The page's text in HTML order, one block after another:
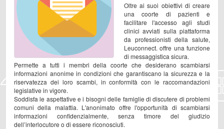
Oltre ai suoi obiettivi di creare
una coorte di pazienti e
facilitare l'accesso agli studi
clinici avviati sulla piattaforma
da professionisti della salute,
Leuconnect. offre una funzione
di messaggistica sicura.
Permette a tutti i membri della coorte che desiderano scambiarsi
informazioni anonime in condizioni che garantiscano la sicurezza e la
riservatezza dei loro scambi, in conformità con le raccomandazioni
legislative in vigore.
Soddisfa le aspettative e i bisogni delle famiglie di discutere di problemi
comuni della malattia. L'anonimato offre l'opportunità di scambiarsi
informazioni confidenzialmente, senza timore del giudizio
dell’interlocutore o di essere riconosciuti.